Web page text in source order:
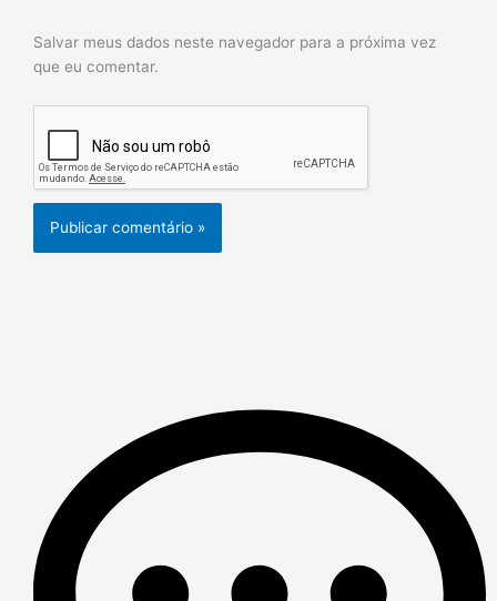
Salvar meus dados neste navegador para a próxima vez
que eu comentar.